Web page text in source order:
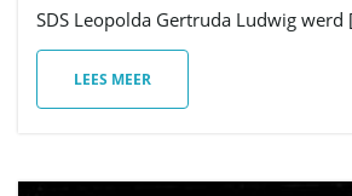
SDS Leopolda Gertruda Ludwig
LEES MEER